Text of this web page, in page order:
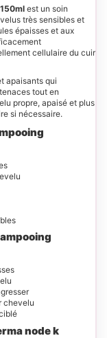
est un soin
très sensibles et
épaisses et aux
cellulaire du cuir
apaisants qui
tout en
propre, apaisé et plus
si nécessaire.
chevelu
node k